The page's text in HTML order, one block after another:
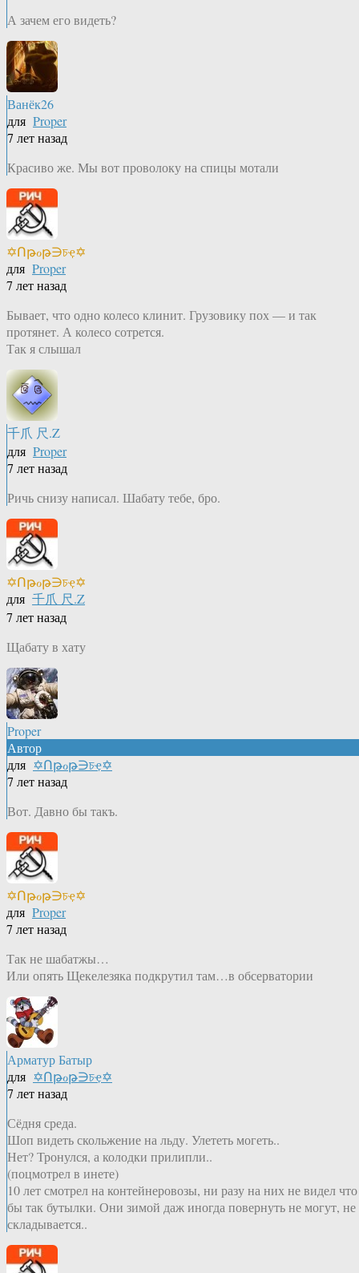
А зачем его видеть?
Ванёк26
для Proper
7 лет назад
Красиво же. Мы вот проволоку на спицы мотали
✡Ոթℴթ∋চҿ✡
для Proper
7 лет назад
Бывает, что одно колесо клинит. Грузовику пох — и так
протянет. А колесо сотрется.
Так я слышал
千爪 尺.Z
для Proper
7 лет назад
Ричь снизу написал. Шабату тебе, бро.
✡Ոթℴթ∋চҿ✡
для 千爪 尺.Z
7 лет назад
Щабату в хату
Proper
Автор
для ✡Ոթℴթ∋চҿ✡
7 лет назад
Вот. Давно бы такъ.
✡Ոթℴթ∋চҿ✡
для Proper
7 лет назад
Так не шабатжы…
Или опять Щекелезяка подкрутил там…в обсерватории
Арматур Батыр
для ✡Ոթℴթ∋চҿ✡
7 лет назад
Сёдня среда.
Шоп видеть скольжение на льду. Улететь могеть..
Нет? Тронулся, а колодки прилипли..
(поцмотрел в инете)
10 лет смотрел на контейнеровозы, ни разу на них не видел что
бы так бутылки. Они зимой даж иногда повернуть не могут, не
складывается..